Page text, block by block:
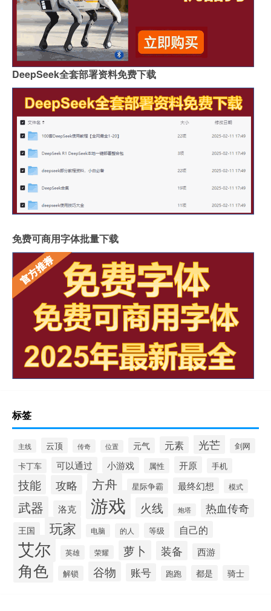
DeepSeek全套部署资料免费下载
免费可商用字体批量下载
标签
主线 云顶 传奇 位置 元气 元素 光芒 剑网
卡丁车 可以通过 小游戏 属性 开原 手机
技能 攻略 方舟 星际争霸 最终幻想 模式
武器 洛克 游戏 火线 炮塔 热血传奇
王国 玩家 电脑 的人 等级 自己的
艾尔 英雄 荣耀 萝卜 装备 西游
角色 解锁 谷物 账号 跑跑 都是 骑士